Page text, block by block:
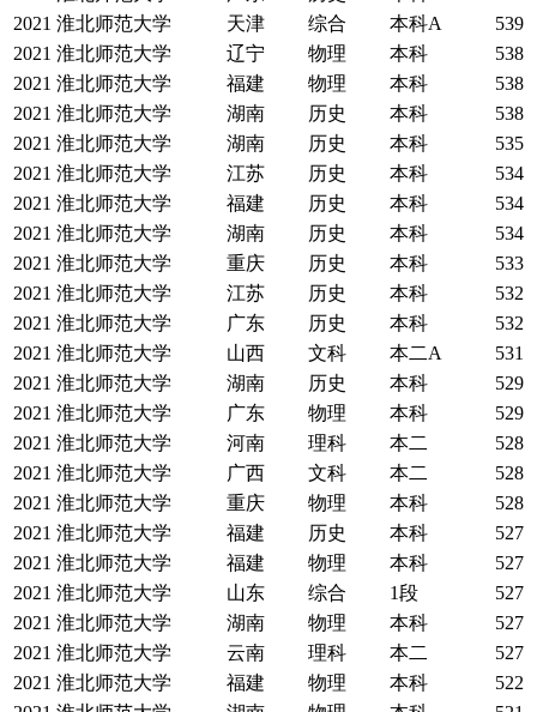
2021 淮北师范大学 天津 综合 本科A
539
2021 淮北师范大学 辽宁 物理 本科
538
2021 淮北师范大学 福建 物理 本科
538
2021 淮北师范大学 湖南 历史 本科
538
2021 淮北师范大学 湖南 历史 本科
535
2021 淮北师范大学 江苏 历史 本科
534
2021 淮北师范大学 福建 历史 本科
534
2021 淮北师范大学 湖南 历史 本科
534
2021 淮北师范大学 重庆 历史 本科
533
2021 淮北师范大学 江苏 历史 本科
532
2021 淮北师范大学 广东 历史 本科
532
2021 淮北师范大学 山西 文科 本二A
531
2021 淮北师范大学 湖南 历史 本科
529
2021 淮北师范大学 广东 物理 本科
529
2021 淮北师范大学 河南 理科 本二
528
2021 淮北师范大学 广西 文科 本二
528
2021 淮北师范大学 重庆 物理 本科
528
2021 淮北师范大学 福建 历史 本科
527
2021 淮北师范大学 福建 物理 本科
527
2021 淮北师范大学 山东 综合 1段
527
2021 淮北师范大学 湖南 物理 本科
527
2021 淮北师范大学 云南 理科 本二
527
2021 淮北师范大学 福建 物理 本科
522